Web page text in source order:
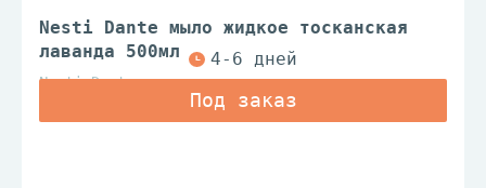
Nesti Dante мыло жидкое тосканская
лаванда 500мл
Nesti Dante